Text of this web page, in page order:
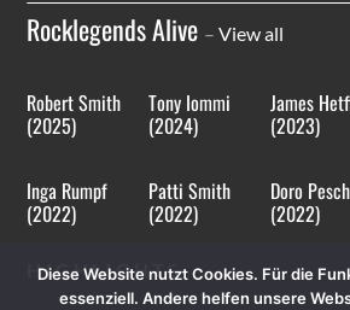
Rocklegends Alive –View all
Robert Smith
(2025)
Tony Iommi
(2024)
James
(2023)
Inga Rumpf
(2022)
Patti Smith
(2022)
Doro Pesch
(2022)
HIGHLIGHTS
Diese Website nutzt Cookies. Für die
essenziell. Andere helfen unsere